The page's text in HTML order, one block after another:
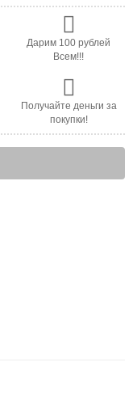
Дарим 100 рублей
Всем!!!
Получайте деньги за
покупки!